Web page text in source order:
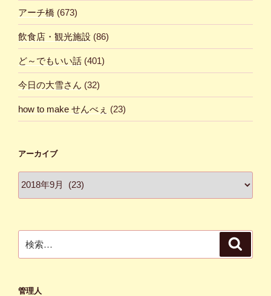
アーチ橋 (673)
飲食店・観光施設 (86)
ど～でもいい話 (401)
今日の大雪さん (32)
how to make せんべぇ (23)
アーカイブ
索:
管理人